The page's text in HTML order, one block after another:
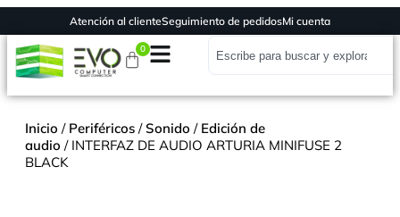
Atención al clienteSeguimiento de pedidosMi cuenta
0
Inicio / Periféricos /Sonido / Edición de
audio / INTERFAZ DE AUDIO ARTURIA MINIFUSE 2
BLACK